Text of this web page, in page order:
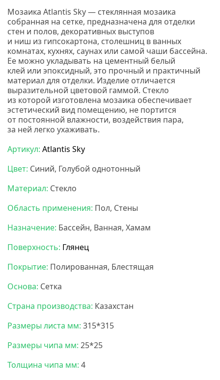
Мозаика Atlantis Sky — стеклянная мозаика
собранная на сетке, предназначена для отделки
стен и полов, декоративных выступов
и ниш из гипсокартона, столешниц в ванных
комнатах, кухнях, саунах или самой чаши бассейна.
Ее можно укладывать на цементный белый
клей или эпоксидный, это прочный и практичный
материал для отделки. Изделие отличается
выразительной цветовой гаммой. Стекло
из которой изготовлена мозаика обеспечивает
эстетический вид помещению, не портится
от постоянной влажности, воздействия пара,
за ней легко ухаживать.
Артикул: Atlantis Sky
Цвет: Синий, Голубой однотонный
Материал: Стекло
Область применения: Пол, Стены
Назначение: Бассейн, Ванная, Хамам
Поверхность: Глянец
Покрытие: Полированная, Блестящая
Основа: Сетка
Страна производства: Казахстан
Размеры листа мм: 315*315
Размеры чипа мм: 25*25
Толщина чипа мм: 4